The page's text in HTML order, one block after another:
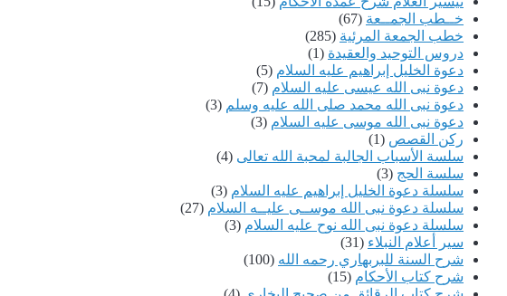
خــطب الجمــعة (67)
خطب الجمعة المرئية (285)
دروس التوحيد والعقيدة (1)
دعوة الخليل إبراهيم عليه السلام (5)
دعوة نبى الله عيسى عليه السلام (7)
دعوة نبى الله محمد صلى الله عليه وسلم (3)
دعوة نبى الله موسى عليه السلام (3)
ركن القصص (1)
سلسة الأسباب الجالبة لمحبة الله تعالى (4)
سلسة الحج (3)
سلسلة دعوة الخليل إبراهيم عليه السلام (3)
سلسلة دعوة نبى الله موســى عليــه السلام (27)
سلسلة دعوة نبى الله نوح عليه السلام (3)
سير أعلام النبلاء (31)
شرح السنة للبربهاري رحمه الله (100)
شرح كتاب الأحكام (15)